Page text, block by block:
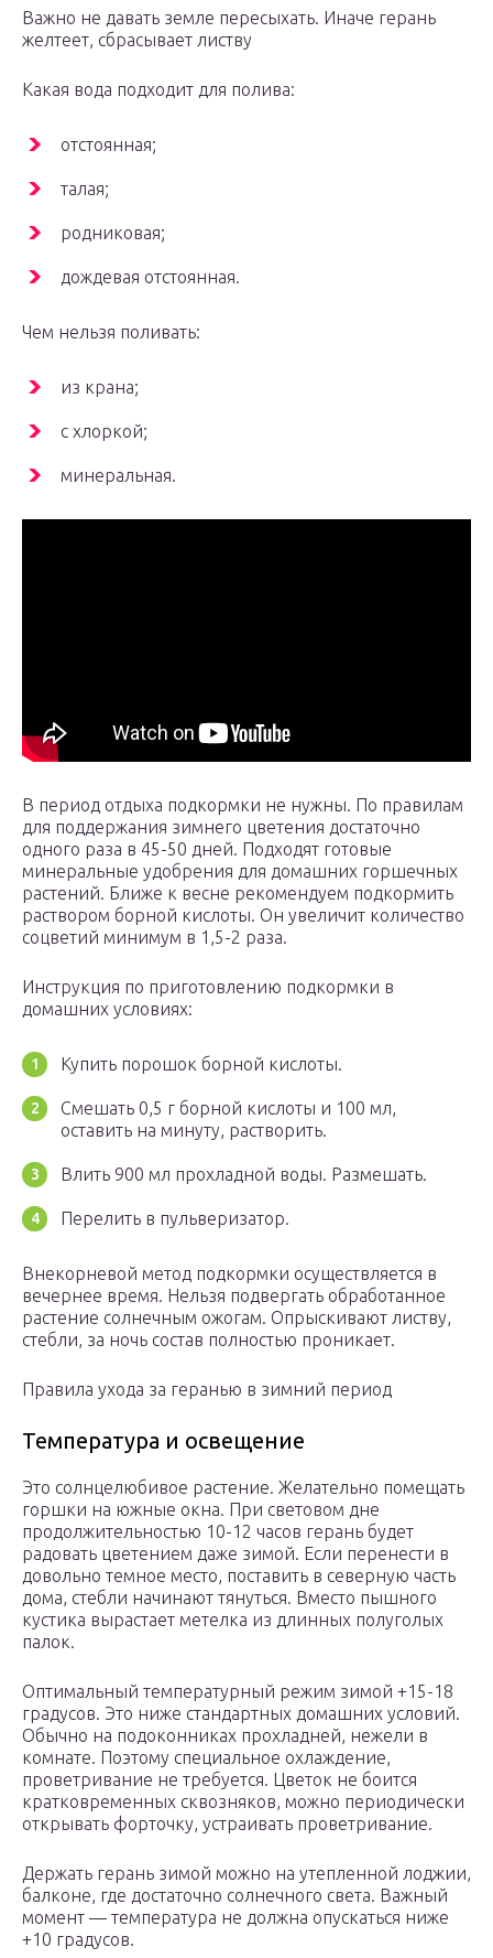
Важно не давать земле пересыхать. Иначе герань
желтеет, сбрасывает листву
Какая вода подходит для полива:
отстоянная;
талая;
родниковая;
дождевая отстоянная.
Чем нельзя поливать:
из крана;
с хлоркой;
минеральная.
В период отдыха подкормки не нужны. По правилам
для поддержания зимнего цветения достаточно
одного раза в 45-50 дней. Подходят готовые
минеральные удобрения для домашних горшечных
растений. Ближе к весне рекомендуем подкормить
раствором борной кислоты. Он увеличит количество
соцветий минимум в 1,5-2 раза.
Инструкция по приготовлению подкормки в
домашних условиях:
Купить порошок борной кислоты.
Смешать 0,5 г борной кислоты и 100 мл,
оставить на минуту, растворить.
Влить 900 мл прохладной воды. Размешать.
Перелить в пульверизатор.
Внекорневой метод подкормки осуществляется в
вечернее время. Нельзя подвергать обработанное
растение солнечным ожогам. Опрыскивают листву,
стебли, за ночь состав полностью проникает.
Правила ухода за геранью в зимний период
Температура и освещение
Это солнцелюбивое растение. Желательно помещать
горшки на южные окна. При световом дне
продолжительностью 10-12 часов герань будет
радовать цветением даже зимой. Если перенести в
довольно темное место, поставить в северную часть
дома, стебли начинают тянуться. Вместо пышного
кустика вырастает метелка из длинных полуголых
палок.
Оптимальный температурный режим зимой +15-18
градусов. Это ниже стандартных домашних условий.
Обычно на подоконниках прохладней, нежели в
комнате. Поэтому специальное охлаждение,
проветривание не требуется. Цветок не боится
кратковременных сквозняков, можно периодически
открывать форточку, устраивать проветривание.
Держать герань зимой можно на утепленной лоджии,
балконе, где достаточно солнечного света. Важный
момент — температура не должна опускаться ниже
+10 градусов.